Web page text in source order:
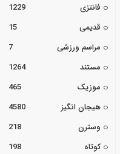
فانتزی
1229
قدیمی
15
مراسم ورزشی
7
مستند
1264
موزیک
465
هیجان انگیز
4580
وسترن
218
کوتاه
198